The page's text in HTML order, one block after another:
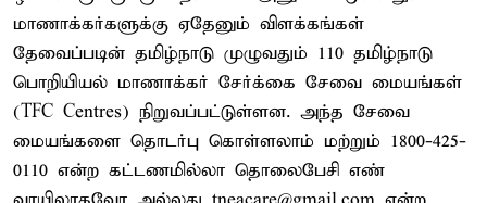
மாணாக்கர்களுக்கு ஏதேனும் விளக்கங்கள்
தேவைப்படின் தமிழ்நாடு முழுவதும் 110 தமிழ்நாடு
பொறியியல் மாணாக்கர் சேர்க்கை சேவை மையங்கள்
(TFC Centres) நிறுவப்பட்டுள்ளன. அந்த சேவை
மையங்களை தொடர்பு கொள்ளலாம் மற்றும் 1800-425-
0110 என்ற கட்டணமில்லா தொலைபேசி எண்